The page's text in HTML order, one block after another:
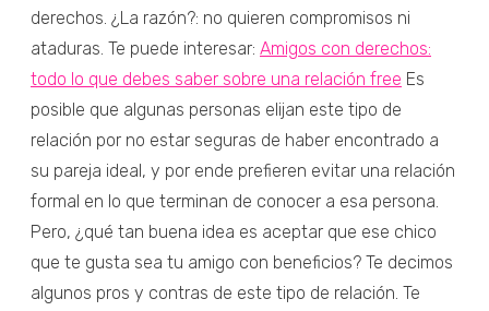
derechos. ¿La razón?: no quieren compromisos ni
ataduras. Te puede interesar: Amigos con derechos:
todo lo que debes saber sobre una relación free Es
posible que algunas personas elijan este tipo de
relación por no estar seguras de haber encontrado a
su pareja ideal, y por ende prefieren evitar una relación
formal en lo que terminan de conocer a esa persona.
Pero, ¿qué tan buena idea es aceptar que ese chico
que te gusta sea tu amigo con beneficios? Te decimos
algunos pros y contras de este tipo de relación. Te